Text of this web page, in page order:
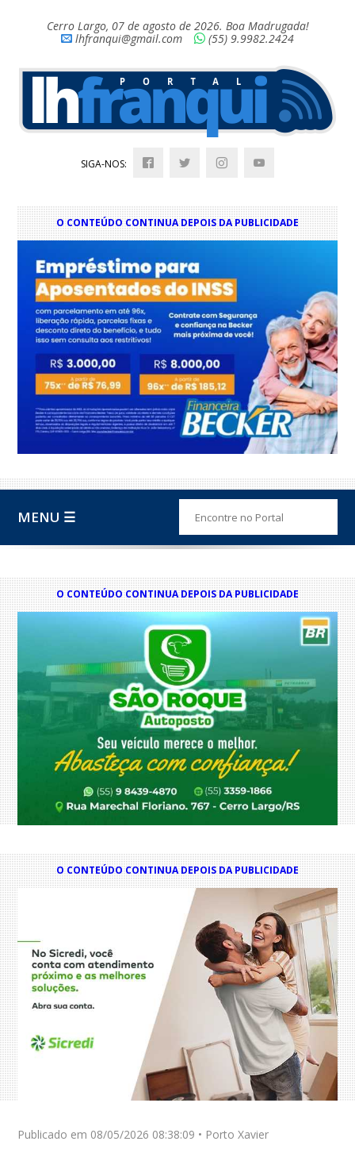
Cerro Largo, 07 de agosto de 2026. Boa Madrugada!
lhfranqui@gmail.com
(55) 9.9982.2424
SIGA-NOS:
O CONTEÚDO CONTINUA DEPOIS DA PUBLICIDADE
MENU ☰
O CONTEÚDO CONTINUA DEPOIS DA PUBLICIDADE
O CONTEÚDO CONTINUA DEPOIS DA PUBLICIDADE
Publicado em 08/05/2026 08:38:09 • Porto Xavier